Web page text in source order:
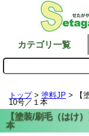
カテゴリ一覧
トップ> 塗料JP > 【
10号／１本